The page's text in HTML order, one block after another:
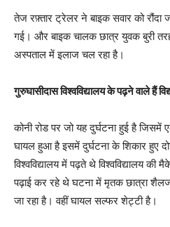
तेज रफ़्तार ट्रेलर ने बाइक सवार को रौंदा
गई। और बाइक चालक छात्र युवक बुरी
अस्पताल में इलाज चल रहा है।
गुरुघासीदास विश्वविद्यालय के पढ़ने वाले हैं
कोनी रोड पर जो यह दुर्घटना हुई है
घायल हुआ है इसमें दुर्घटना के शिकार हुए
विश्वविद्यालय में पढ़ते थे विश्वविद्यालय की
पढ़ाई कर रहे थे घटना में मृतक छात्रा
जा रहा है। वहीं घायल सल्फर शेट्टी है।